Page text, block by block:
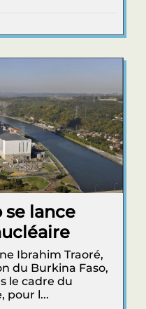
se lance
Ibrahim Traoré,
du Burkina Faso,
le cadre du
pour l...